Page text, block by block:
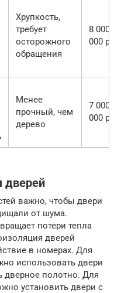
Хрупкость,
требует
осторожного
обращения
8 000 —
000 руб.
Менее
прочный, чем
дерево
7 000 —
000 руб.
дверей
важно, чтобы двери
от шума.
потери тепла
дверей
в номерах. Для
использовать двери
дверное полотно. Для
установить двери с